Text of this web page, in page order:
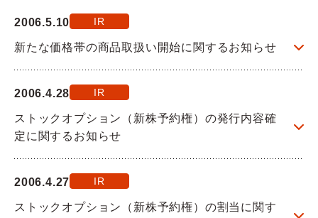
2006.5.10 IR
新たな価格帯の商品取扱い開始に関するお知らせ
2006.4.28 IR
ストックオプション（新株予約権）の発行内容確
定に関するお知らせ
2006.4.27 IR
ストックオプション（新株予約権）の割当に関す